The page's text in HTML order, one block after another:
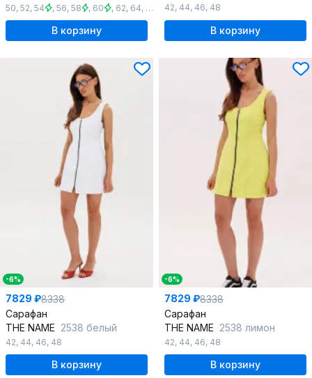
50, 52, 54 , 56, 58 , 60 , 62, 64, 66
В корзину
42, 44, 46, 48
В корзину
-6%
7829 ₽8338
Сарафан
THE NAME 2538 белый
42, 44, 46, 48
В корзину
-6%
7829 ₽8338
Сарафан
THE NAME 2538 лимон
42, 44, 46, 48
В корзину